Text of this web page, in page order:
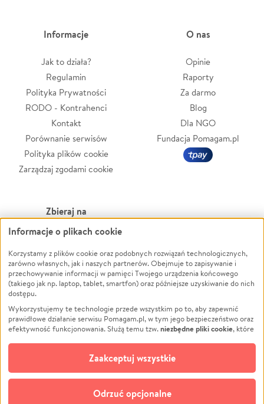
Informacje
Jak to działa?
Regulamin
Polityka Prywatności
RODO - Kontrahenci
Kontakt
Porównanie serwisów
Polityka plików cookie
Zarządzaj zgodami cookie
O nas
Opinie
Raporty
Za darmo
Blog
Dla NGO
Fundacja Pomagam.pl
Zbieraj na
Leczenie
Zwierzęta
Pożar
Ukraina
Pomoc Finansowa
Projekty
Pogrzeb
Społeczność lokalna
Kultura
Powódź
Wichura
NGO
Edukacja
Podróż
Impreza
Ochrona środowiska
Biznes
Informacje o plikach cookie
Korzystamy z plików cookie oraz podobnych rozwiązań technologicznych,
zarówno własnych, jak i naszych partnerów. Obejmuje to zapisywanie i
przechowywanie informacji w pamięci Twojego urządzenia końcowego
(takiego jak np. laptop, tablet, smartfon) oraz późniejsze uzyskiwanie do nich
dostępu.
Wykorzystujemy te technologie przede wszystkim po to, aby zapewnić
prawidłowe działanie serwisu Pomagam.pl, w tym jego bezpieczeństwo oraz
efektywność funkcjonowania. Służą temu tzw.niezbędne pliki cookie, które
opcjonalnych plików cookie
technologii do celów analitycznych i retargetingowych. Możesz wyrazić
zgodę na ich stosowanie lub jej odmówić. W dowolnym momencie masz
możliwość zmiany swoich preferencji na stronie „Zarządzaj zgodami cookie”,
do której link znajdziesz w stopce serwisu Pomagam.pl. Opcjonalne pliki
Odrzuć opcjonalne
Zaakceptuj wszystkie